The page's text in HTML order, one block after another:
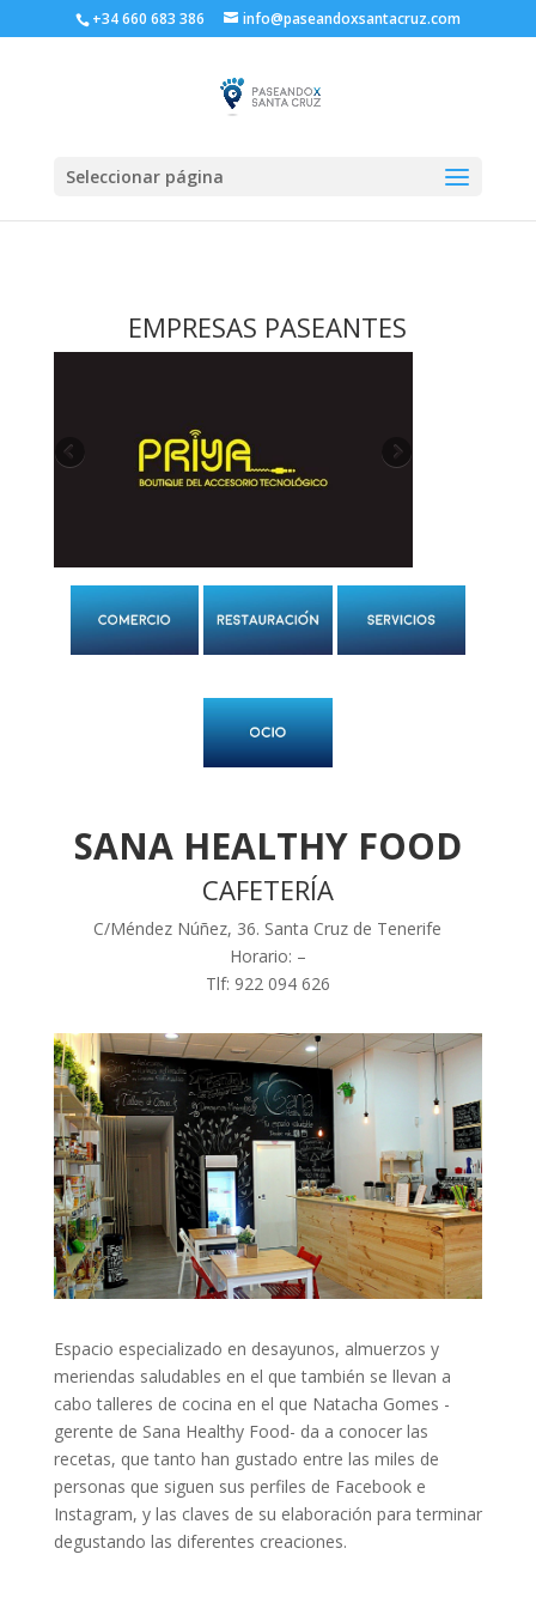
+34 660 683 386 info@paseandoxsantacruz.com
Seleccionar página
EMPRESAS PASEANTES
SANA HEALTHY FOOD
CAFETERÍA
C/Méndez Núñez, 36. Santa Cruz de Tenerife
Horario: –
Tlf: 922 094 626
Espacio especializado en desayunos, almuerzos y
meriendas saludables en el que también se llevan a
cabo talleres de cocina en el que Natacha Gomes -
gerente de Sana Healthy Food- da a conocer las
recetas, que tanto han gustado entre las miles de
personas que siguen sus perfiles de Facebook e
Instagram, y las claves de su elaboración para terminar
degustando las diferentes creaciones.